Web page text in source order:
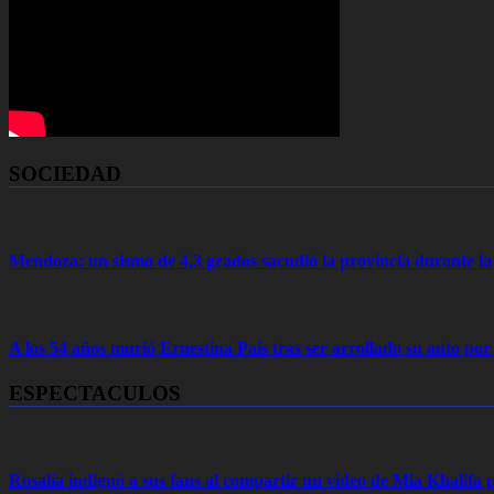
SOCIEDAD
Mendoza: un sismo de 4,3 grados sacudió la provincia durante
A los 54 años murió Ernestina Pais tras ser arrollado su auto
ESPECTACULOS
Rosalía indignó a sus fans al compartir un video de Mia Khalifa